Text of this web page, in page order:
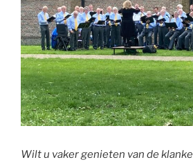
Wilt u vaker genieten van de